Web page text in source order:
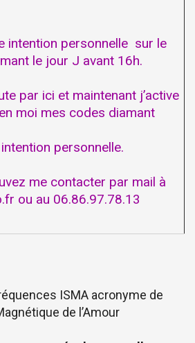
intention personnelle sur le
le jour J avant 16h.
par ici et maintenant j’active
moi mes codes diamant
personnelle.
me contacter par mail à
ou au 06.86.97.78.13
ISMA acronyme de
de l’Amour